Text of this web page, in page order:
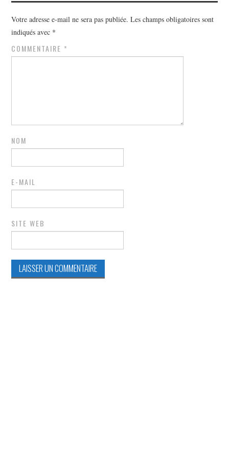
Votre adresse e-mail ne sera pas publiée. Les champs obligatoires sont
indiqués avec *
COMMENTAIRE *
NOM
E-MAIL
SITE WEB